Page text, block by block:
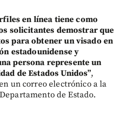
en línea tiene como
solicitantes demostrar que
para obtener un visado en
estadounidense y
persona represente un
de Estados Unidos”,
un correo electrónico a la
de Estado.